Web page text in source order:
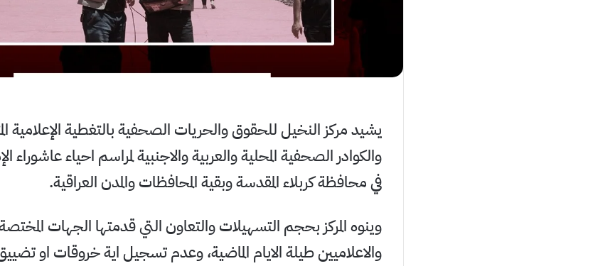
يشيد مركز النخيل للحقوق والحريات الصحفية بالتغطية الإعلامية
والكوادر الصحفية المحلية والعربية والاجنبية لمراسم احياء
في محافظة كربلاء المقدسة وبقية المحافظات والمدن العراقية.
وينوه المركز بحجم التسهيلات والتعاون التي قدمتها الجهات
والاعلاميين طيلة الايام الماضية، وعدم تسجيل اية خروقات او